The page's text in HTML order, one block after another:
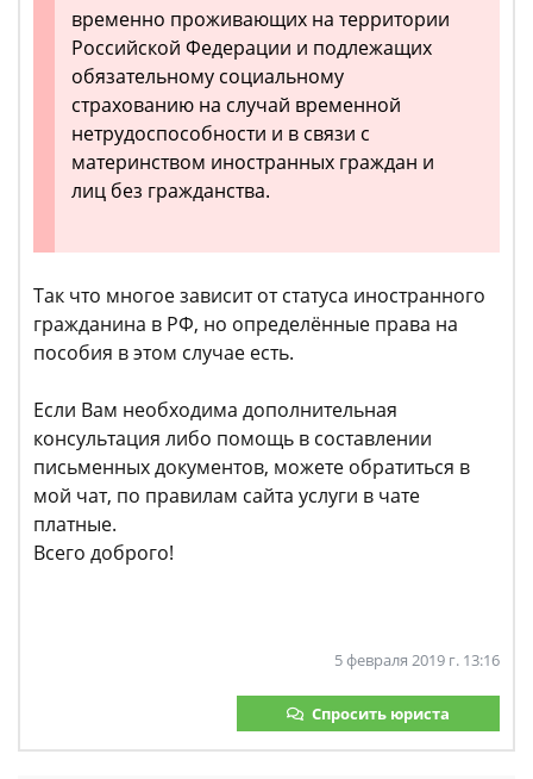
временно проживающих на территории
Российской Федерации и подлежащих
обязательному социальному
страхованию на случай временной
нетрудоспособности и в связи с
материнством иностранных граждан и
лиц без гражданства.
Так что многое зависит от статуса иностранного
гражданина в РФ, но определённые права на
пособия в этом случае есть.
Если Вам необходима дополнительная
консультация либо помощь в составлении
письменных документов, можете обратиться в
мой чат, по правилам сайта услуги в чате
платные.
Всего доброго!
5 февраля 2019 г. 13:16
Спросить юриста